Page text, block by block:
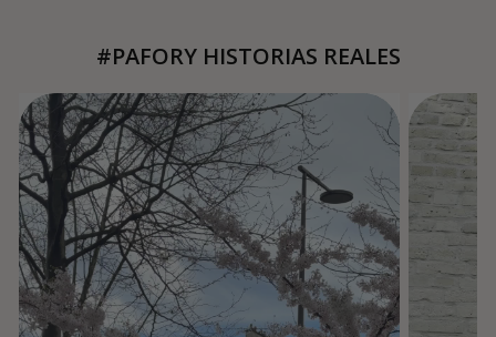
#PAFORY HISTORIAS REALES